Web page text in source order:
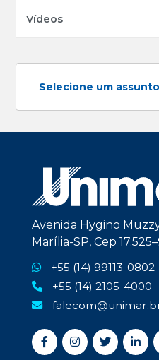
Vídeos
Selecione um assunto
Avenida Hygino Muzzy
Marília-SP, Cep
+55 (14) 99113-0802
+55 (14) 2105-4000